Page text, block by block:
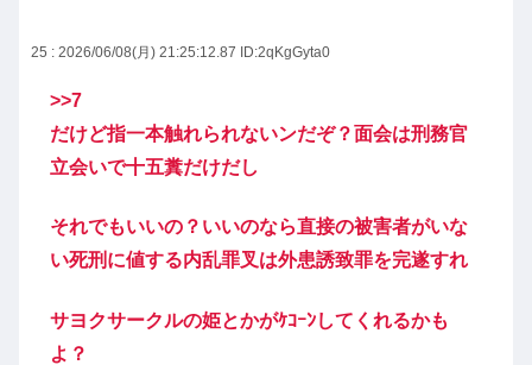
25 : 2026/06/08(月) 21:25:12.87 ID:2qKgGyta0
>>7
だけど指一本触れられないンだぞ？面会は刑務官
立会いで十五糞だけだし
それでもいいの？いいのなら直接の被害者がいな
い死刑に値する内乱罪叉は外患誘致罪を完遂すれ
サヨクサークルの姫とかがｹｺｰﾝしてくれるかも
よ？